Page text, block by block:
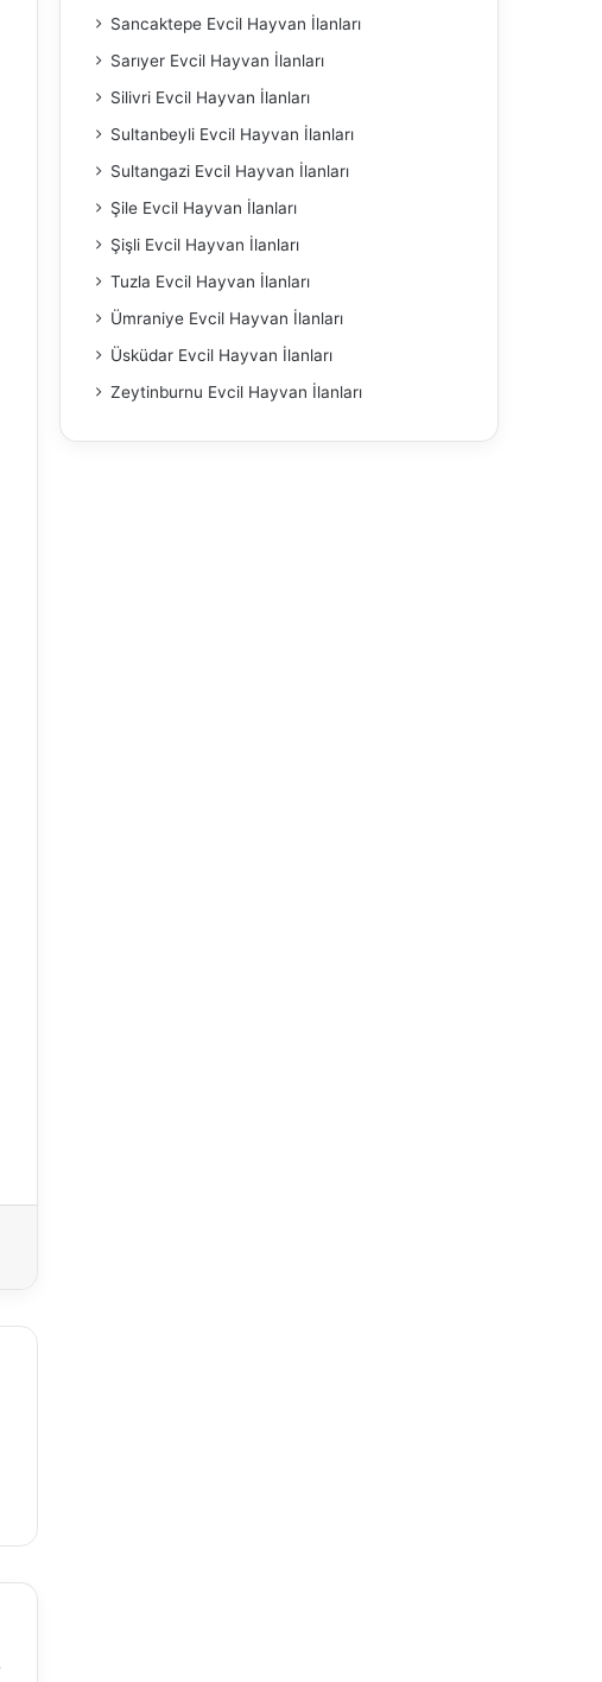
Sancaktepe Evcil Hayvan İlanları
Sarıyer Evcil Hayvan İlanları
Silivri Evcil Hayvan İlanları
Sultanbeyli Evcil Hayvan İlanları
Sultangazi Evcil Hayvan İlanları
Şile Evcil Hayvan İlanları
Şişli Evcil Hayvan İlanları
Tuzla Evcil Hayvan İlanları
Ümraniye Evcil Hayvan İlanları
Üsküdar Evcil Hayvan İlanları
Zeytinburnu Evcil Hayvan İlanları